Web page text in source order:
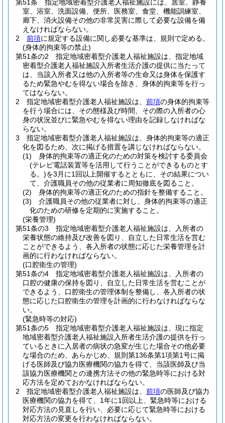
第51条
指定地域密着型介護老人福祉施設には、居室、静養
室、浴室、洗面設備、便所、医務室、食堂、機能訓練室、
廊下、消火設備その他の非常災害に際して必要な設備を備
えなければならない。
2
前項に規定する設備に関し必要な基準は、規則で定める。
(身体的拘束等の禁止)
第51条の2
指定地域密着型介護老人福祉施設は、指定地域
密着型介護老人福祉施設入所者生活介護の提供に当たって
は、当該入所者又は他の入所者等の生命又は身体を保護す
るため緊急やむを得ない場合を除き、身体的拘束等を行っ
てはならない。
2
指定地域密着型介護老人福祉施設は、 前項の身体的拘束等
を行う場合には、その態様及び時間、その際の入所者の心
身の状況並びに緊急やむを得ない理由を記録しなければな
らない。
3
指定地域密着型介護老人福祉施設は、身体的拘束等の適正
化を図るため、次に掲げる措置を講じなければならない。
(1)
身体的拘束等の適正化のための対策を検討する委員会
(テレビ電話装置等を活用して行うことができるものとす
る。)を3月に1回以上開催するとともに、その結果につい
て、介護職員その他の従業者に周知徹底を図ること。
(2)
身体的拘束等の適正化のための指針を整備すること。
(3)
介護職員その他の従業者に対し、身体的拘束等の適正
化のための研修を定期的に実施すること。
(栄養管理)
第51条の3
指定地域密着型介護老人福祉施設は、入所者の
栄養状態の維持及び改善を図り、自立した日常生活を営む
ことができるよう、各入所者の状態に応じた栄養管理を計
画的に行わなければならない。
(口腔衛生の管理)
第51条の4
指定地域密着型介護老人福祉施設は、入所者の
口腔の健康の保持を図り、自立した日常生活を営むことが
できるよう、口腔衛生の管理体制を整備し、各入所者の状
態に応じた口腔衛生の管理を計画的に行わなければならな
い。
(緊急時等の対応)
第51条の5
指定地域密着型介護老人福祉施設は、現に指定
地域密着型介護老人福祉施設入所者生活介護の提供を行っ
ているときに入居者の病状の急変が生じた場合その他必要
な場合のため、あらかじめ、規則第136条第1項第1号に掲
げる医師及び協力医療機関の協力を得て、当該医師及び当
該協力医療機関との連携方法その他の緊急時等における対
応方法を定めておかなければならない。
2
指定地域密着型介護老人福祉施設は、 前項の医師及び協力
医療機関の協力を得て、1年に1回以上、緊急時等における
対応方法の見直しを行い、必要に応じて緊急時等における
対応方法の変更を行わなければならない。